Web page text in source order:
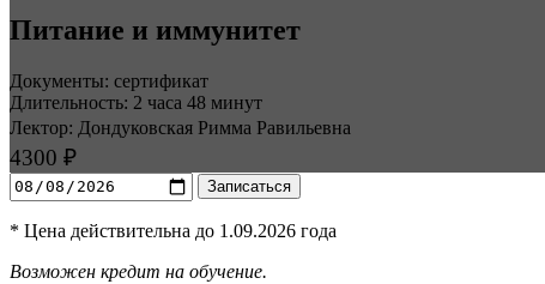
Питание и иммунитет
Документы: сертификат
Длительность: 2 часа 48 минут
Лектор: Дондуковская Римма Равильевна
4300 ₽
Записаться
* Цена действительна до 1.09.2026 года
Возможен кредит на обучение.